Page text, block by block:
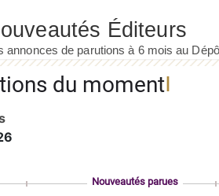
du moment
Nouveautés parues